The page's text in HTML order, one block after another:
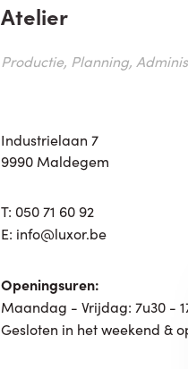
Atelier
Productie, Planning,
Industrielaan 7
9990 Maldegem
T: 050 71 60 92
E: info@luxor.be
Openingsuren:
Maandag - Vrijdag: 7u30 -
Gesloten in het weekend &